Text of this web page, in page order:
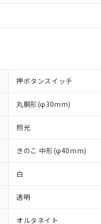
押ボタンスイッチ
丸胴形(φ30mm)
照光
きのこ 中形(φ40mm)
白
透明
オルタネイト